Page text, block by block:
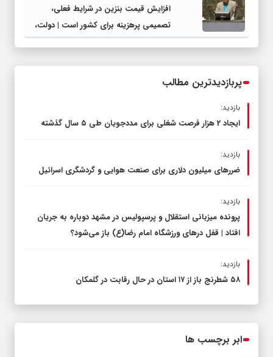
افزایش قیمت بنزین در شرایط فعلی،
تصمیمی پرهزینه برای کشور است | دولت،
قاچاق سوخت و عوامل اصلی ناترازی را
پربازدیدترین مطالب
بازدید:
ایجاد 2 هزار فرصت شغلی برای مددجویان طی ۵ سال گذشته
بازدید:
ضررهای میلیون دلاری برای صنعت هوایی و گردشگری اسرائیل
بازدید:
پرونده میزبانی استقلال و پرسپولیس در مشهد دوباره به جریان
افتاد | قفل در‌های ورزشگاه امام رضا(ع) باز می‌شود؟
بازدید:
۵۸ شطرنج‌ باز از ۱۷ استان در حال رقابت در گلمکان
ابر برچسب ها